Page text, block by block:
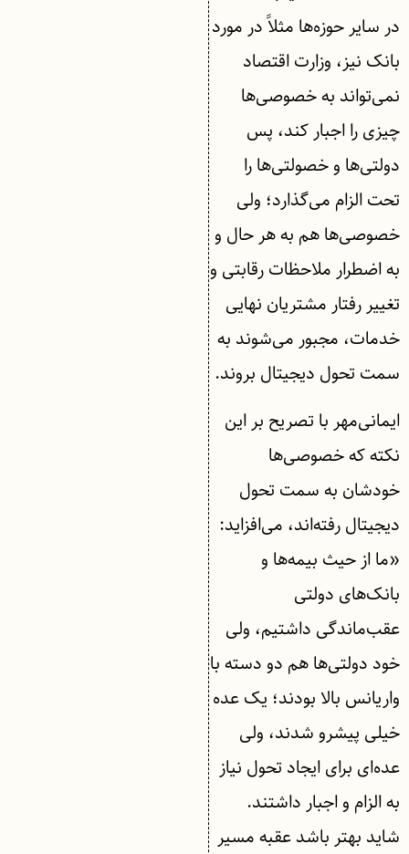
در سایر حوزه‌ها مثلاً در مورد
بانک نیز، وزارت اقتصاد
نمی‌تواند به خصوصی‌ها
چیزی را اجبار کند، پس
دولتی‌ها و خصولتی‌ها را
تحت الزام می‌گذارد؛ ولی
خصوصی‌ها هم به هر حال و
به اضطرار ملاحظات رقابتی و
تغییر رفتار مشتریان نهایی
خدمات، مجبور می‌شوند به
سمت تحول دیجیتال بروند.
ایمانی‌مهر با تصریح بر این
نکته که خصوصی‌ها
خودشان به سمت تحول
دیجیتال رفته‌اند، می‌افزاید:
«ما از حیث بیمه‌ها و
بانک‌های دولتی
عقب‌ماندگی داشتیم، ولی
خود دولتی‌ها هم دو دسته با
واریانس بالا بودند؛ یک عده
خیلی پیشرو شدند، ولی
عده‌ای برای ایجاد تحول نیاز
به الزام و اجبار داشتند.
شاید بهتر باشد عقبه مسیر